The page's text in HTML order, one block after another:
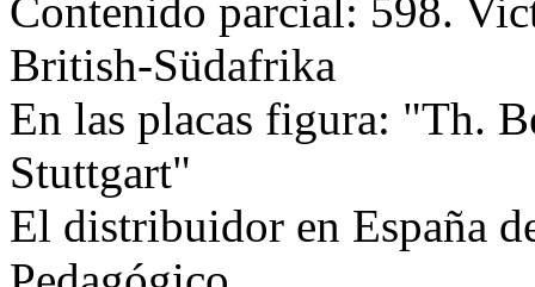
Contenido parcial: 598.
British-Südafrika
En las placas figura: "Th.
Stuttgart"
El distribuidor en España